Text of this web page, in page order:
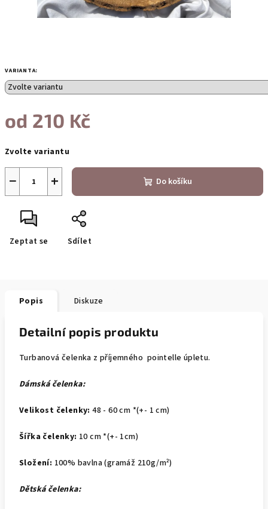
VARIANTA:
od 210 Kč
cena:
Zvolte variantu
+
− Do košíku
Zeptat se Sdílet
Popis Diskuze
Detailní popis produktu
Turbanová čelenka z příjemného pointelle úpletu.
Dámská čelenka:
Velikost čelenky:48 - 60 cm *(+- 1 cm)
Šířka čelenky: 10 cm *(+- 1cm)
Složení: 100% bavlna (gramáž 210g/m²)
Dětská čelenka: